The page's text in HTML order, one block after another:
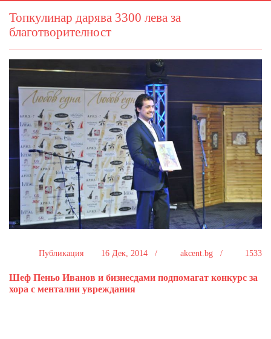
Топкулинар дарява 3300 лева за
благотворителност
Публикация 16 Дек, 2014 / akcent.bg / 1533
Шеф Пеньо Иванов и бизнесдами подпомагат конкурс за
хора с ментални увреждания